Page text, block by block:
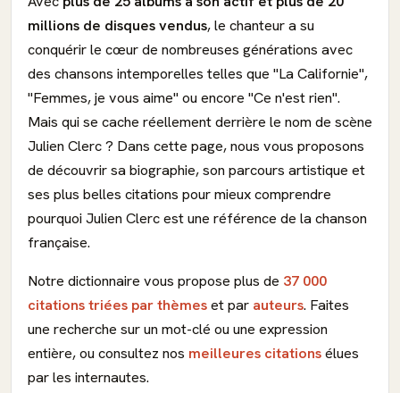
millions de disques vendus, le chanteur a su
conquérir le cœur de nombreuses générations avec
des chansons intemporelles telles que "La Californie",
"Femmes, je vous aime" ou encore "Ce n'est rien".
Mais qui se cache réellement derrière le nom de scène
Julien Clerc ? Dans cette page, nous vous proposons
de découvrir sa biographie, son parcours artistique et
ses plus belles citations pour mieux comprendre
pourquoi Julien Clerc est une référence de la chanson
française.
Notre dictionnaire vous propose plus de 37 000
citations triées par thèmeset par auteurs. Faites
une recherche sur un mot-clé ou une expression
entière, ou consultez nos meilleures citationsélues
par les internautes.